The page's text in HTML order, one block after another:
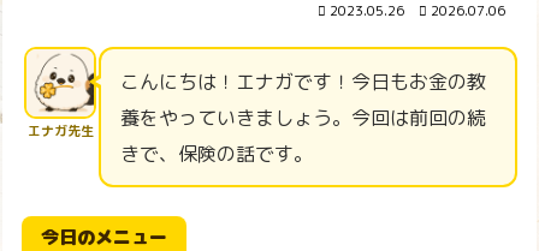
2023.05.26 2026.07.06
エナガ先生
こんにちは！エナガです！今日もお金の教
養をやっていきましょう。今回は前回の続
きで、保険の話です。
今日のメニュー